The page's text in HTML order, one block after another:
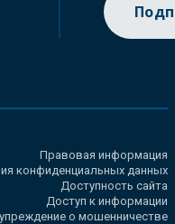
Правовая информация
конфиденциальных данных
Доступность сайта
Доступ к информации
о мошенничестве